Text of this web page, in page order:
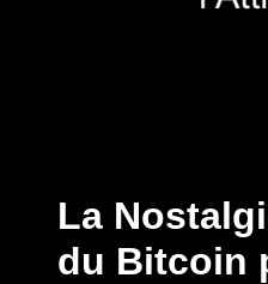
La
du Bitcoin